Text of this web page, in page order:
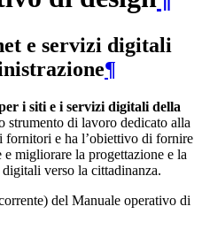
e servizi digitali
¶
i siti e i servizi digitali della
strumento di lavoro dedicato alla
fornitori e ha l’obiettivo di fornire
migliorare la progettazione e la
verso la cittadinanza.
del Manuale operativo di